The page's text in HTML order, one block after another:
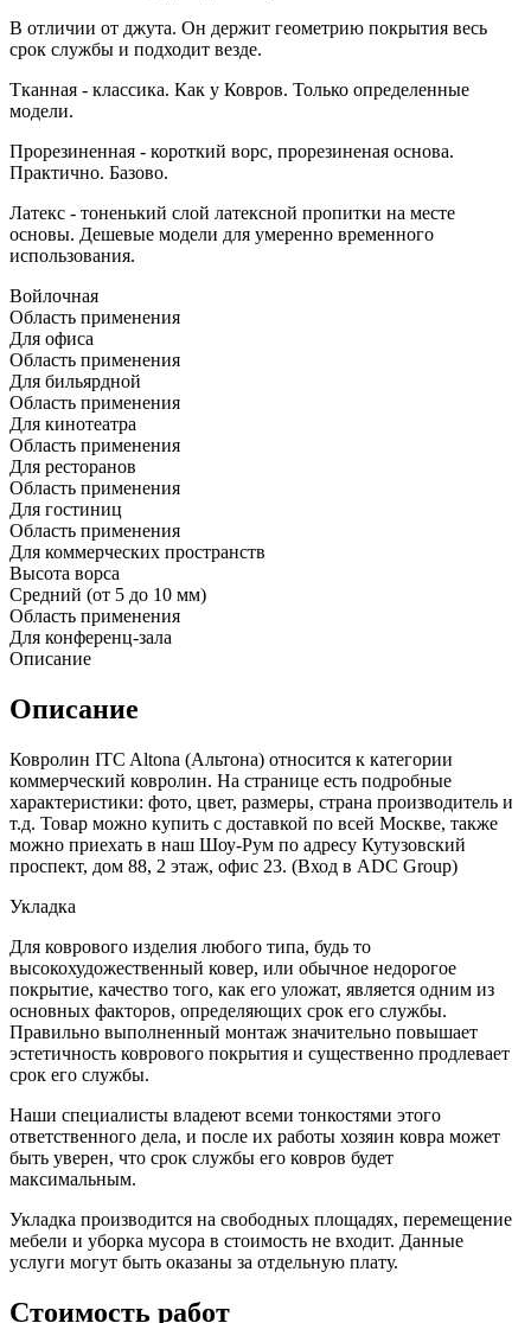
В отличии от джута. Он держит геометрию покрытия весь
срок службы и подходит везде.
Тканная - классика. Как у Ковров. Только определенные
модели.
Прорезиненная - короткий ворс, прорезиненая основа.
Практично. Базово.
Латекс - тоненький слой латексной пропитки на месте
основы. Дешевые модели для умеренно временного
использования.
Войлочная
Область применения
Для офиса
Область применения
Для бильярдной
Область применения
Для кинотеатра
Область применения
Для ресторанов
Область применения
Для гостиниц
Область применения
Для коммерческих пространств
Высота ворса
Средний (от 5 до 10 мм)
Область применения
Для конференц-зала
Описание
Описание
Ковролин ITC Altona (Альтона) относится к категории
коммерческий ковролин. На странице есть подробные
характеристики: фото, цвет, размеры, страна производитель и
т.д. Товар можно купить с доставкой по всей Москве, также
можно приехать в наш Шоу-Рум по адресу Кутузовский
проспект, дом 88, 2 этаж, офис 23. (Вход в ADC Group)
Укладка
Для коврового изделия любого типа, будь то
высокохудожественный ковер, или обычное недорогое
покрытие, качество того, как его уложат, является одним из
основных факторов, определяющих срок его службы.
Правильно выполненный монтаж значительно повышает
эстетичность коврового покрытия и существенно продлевает
срок его службы.
Наши специалисты владеют всеми тонкостями этого
ответственного дела, и после их работы хозяин ковра может
быть уверен, что срок службы его ковров будет
максимальным.
Укладка производится на свободных площадях, перемещение
мебели и уборка мусора в стоимость не входит. Данные
услуги могут быть оказаны за отдельную плату.
Стоимость работ